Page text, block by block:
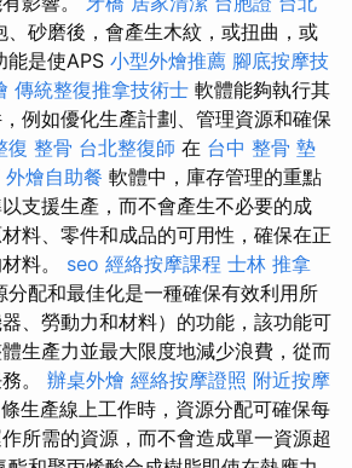
、砂磨後，會產生木紋，或扭曲，或
能是使APS 小型外燴推薦 腳底按摩技
傳統整復推拿技術士 軟體能夠執行其
例如優化生產計劃、管理資源和確保
復 整骨 台北整復師 在 台中 整骨 墊
外燴自助餐 軟體中，庫存管理的重點
支援生產，而不會產生不必要的成
料、零件和成品的可用性，確保在正
料。 seo 經絡按摩課程 士林 推拿
分配和最佳化是一種確保有效利用所
、勞動力和材料）的功能，該功能可
生產力並最大限度地減少浪費，從而
。 辦桌外燴 經絡按摩證照 附近按摩
條生產線上工作時，資源分配可確保每
所需的資源，而不會造成單一資源超